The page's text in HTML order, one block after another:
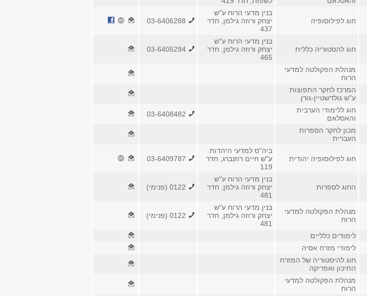
חוג לפילוסופיה
בנין מדעי הרוח ע"ש
יצחק ורוזה גילמן, חדר
437
חוג להסטוריה כללית
בנין מדעי הרוח ע"ש
יצחק ורוזה גילמן, חדר
465
מנהלת הפקולטה למדעי
הרוח
המרכז לחקר התפוצות
ע"ש גולדשטיין-גורן
חוג ללימודי הערבית
והאסלאם
מכון לחקר הספרות
העברית
חוג לפילוסופיה יהודית
ביה"ס למדעי היהדות
ע"ש חיים רוזנברג, חדר
119
החוג לספרות
בנין מדעי הרוח ע"ש
יצחק ורוזה גילמן, חדר
481
מנהלת הפקולטה למדעי
הרוח
בנין מדעי הרוח ע"ש
יצחק ורוזה גילמן, חדר
481
לימודים כלליים
לימודי מזרח אסיה
חוג להיסטוריה של המזרח
התיכון ואפריקה
מנהלת הפקולטה למדעי
הרוח